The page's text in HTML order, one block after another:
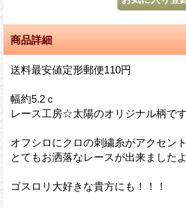
商品詳細
送料最安値定形郵便110円
幅約5.2ｃ
レース工房☆太陽のオリジナル柄です
オフシロにクロの刺繍糸がアクセン
とてもお洒落なレースが出来ましたよ
ゴスロリ大好きな貴方にも！！！